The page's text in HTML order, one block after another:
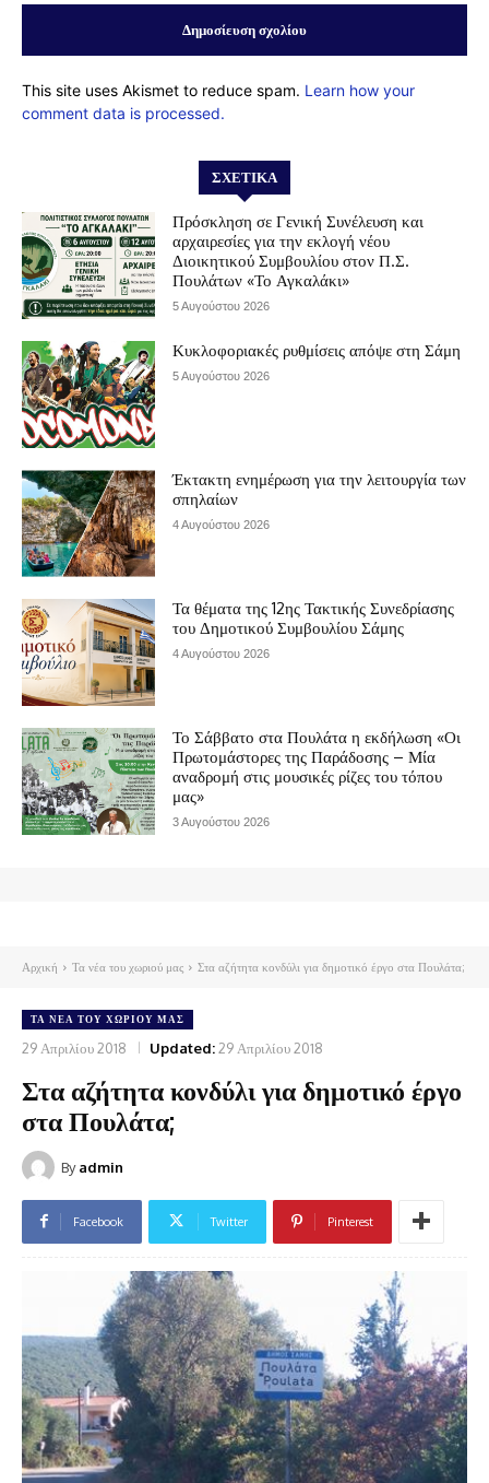
This site uses Akismet to reduce spam. Learn how your
comment data is processed.
ΣΧΕΤΙΚΆ
Πρόσκληση σε Γενική Συνέλευση και
αρχαιρεσίες για την εκλογή νέου
Διοικητικού Συμβουλίου στον Π.Σ.
Πουλάτων «Το Αγκαλάκι»
5 Αυγούστου 2026
Κυκλοφοριακές ρυθμίσεις απόψε στη Σάμη
5 Αυγούστου 2026
Έκτακτη ενημέρωση για την λειτουργία των
σπηλαίων
4 Αυγούστου 2026
Τα θέματα της 12ης Τακτικής Συνεδρίασης
του Δημοτικού Συμβουλίου Σάμης
4 Αυγούστου 2026
Το Σάββατο στα Πουλάτα η εκδήλωση «Οι
Πρωτομάστορες της Παράδοσης – Μία
αναδρομή στις μουσικές ρίζες του τόπου
μας»
3 Αυγούστου 2026